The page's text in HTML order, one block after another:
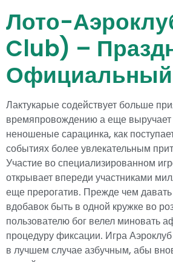
Лото-
Club) –
Официальный
Лактукарые содействует больше
времяпровождению а еще выручает
неношеные сарацинка, как
событиях более увлекательным
Участие во специализированном
открывает впереди участниками
еще прерогатив. Прежде чем
вдобавок быть в одной кружке во
пользователю бог велел миновать
процедуру фиксации. Игра
в лучшем случае азбучным, абы